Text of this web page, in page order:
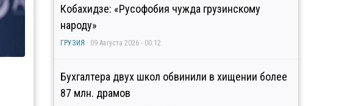
Кобахидзе: «Русофобия чужда грузинскому
народу»
ГРУЗИЯ 09 Августа 2026 - 00:12
Бухгалтера двух школ обвинили в хищении более
87 млн. драмов